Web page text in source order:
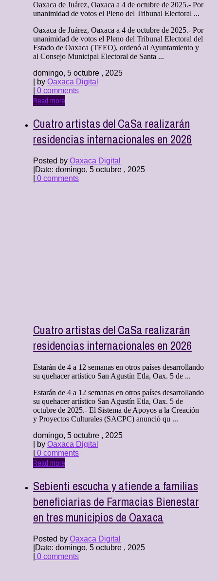
Oaxaca de Juárez, Oaxaca a 4 de octubre de 2025.- Por
unanimidad de votos el Pleno del Tribunal Electoral ...
Oaxaca de Juárez, Oaxaca a 4 de octubre de 2025.- Por
unanimidad de votos el Pleno del Tribunal Electoral del
Estado de Oaxaca (TEEO), ordenó al Ayuntamiento y
al Consejo Municipal Electoral de Santa ...
domingo, 5 octubre , 2025
| by Oaxaca Digital
0 comments
Read more
Cuatro artistas del CaSa realizarán
residencias internacionales en 2026
Posted by Oaxaca Digital
Date: domingo, 5 octubre , 2025
0 comments
Cuatro artistas del CaSa realizarán
residencias internacionales en 2026
Estarán de 4 a 12 semanas en otros países desarrollando
su quehacer artístico San Agustín Etla, Oax. 5 de ...
Estarán de 4 a 12 semanas en otros países desarrollando
su quehacer artístico San Agustín Etla, Oax. 5 de
octubre de 2025.- El Sistema de Apoyos a la Creación
y Proyectos Culturales (SACPC) anunció qu ...
domingo, 5 octubre , 2025
| by Oaxaca Digital
0 comments
Read more
Sebienti escucha y atiende a familias
beneficiarias de Farmacias Bienestar
en tres municipios de Oaxaca
Posted by Oaxaca Digital
Date: domingo, 5 octubre , 2025
0 comments